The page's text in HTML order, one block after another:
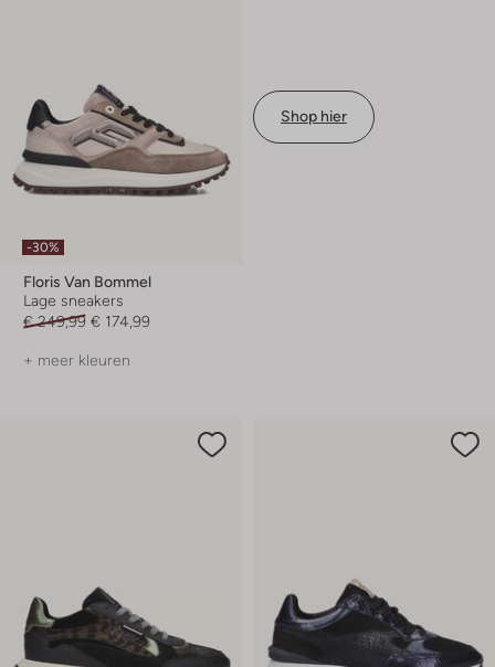
-30%
Floris Van Bommel
Lage sneakers
€ 249,99 € 174,99
+ meer kleuren
Shop hier